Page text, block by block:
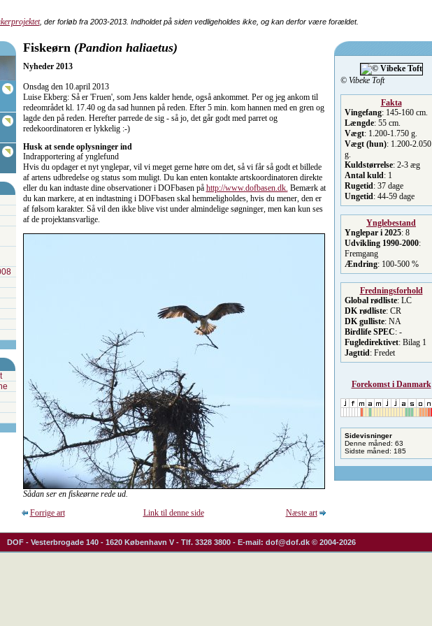
, der forløb fra 2003-2013. Indholdet på siden vedligeholdes ikke, og kan derfor være forældet.
Fiskeørn (Pandion haliaetus)
Nyheder 2013
Onsdag den 10.april 2013
Luise Ekberg: Så er 'Fruen', som Jens kalder hende, også ankommet. Per og jeg ankom til
redeområdet kl. 17.40 og da sad hunnen på reden. Efter 5 min. kom hannen med en gren og
lagde den på reden. Herefter parrede de sig - så jo, det går godt med parret og
redekoordinatoren er lykkelig :-)
Husk at sende oplysninger ind
Indrapportering af ynglefund
Hvis du opdager et nyt ynglepar, vil vi meget gerne høre om det, så vi får så godt et billede
af artens udbredelse og status som muligt. Du kan enten kontakte artskoordinatoren direkte
eller du kan indtaste dine observationer i DOFbasen på http://www.dofbasen.dk. Bemærk at
du kan markere, at en indtastning i DOFbasen skal hemmeligholdes, hvis du mener, den er
af følsom karakter. Så vil den ikke blive vist under almindelige søgninger, men kan kun ses
af de projektansvarlige.
Sådan ser en fiskeørne rede ud.
© Vibeke Toft
Fakta
Vingefang: 145-160 cm.
Længde: 55 cm.
Vægt: 1.200-1.750 g.
Vægt (hun): 1.200-2.050
g.
Kuldstørrelse: 2-3 æg
Antal kuld: 1
Rugetid: 37 dage
Ungetid: 44-59 dage
Ynglebestand
Ynglepar i 2025: 8
Udvikling 1990-2000:
Fremgang
Ændring: 100-500 %
Fredningsforhold
Global rødliste: LC
DK rødliste: CR
DK gulliste: NA
Birdlife SPEC: -
Fugledirektivet: Bilag 1
Jagttid: Fredet
Forekomst i Danmark
Sidevisninger
Denne måned: 63
Sidste måned: 185
Forrige art Link til denne side Næste art
DOF - Vesterbrogade 140 - 1620 København V - Tlf. 3328 3800 - E-mail: dof@dof.dk © 2004-2026